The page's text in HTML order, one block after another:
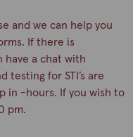
and we can help you
If there is
have a chat with
testing for STI’s are
in -hours. If you wish to
pm.